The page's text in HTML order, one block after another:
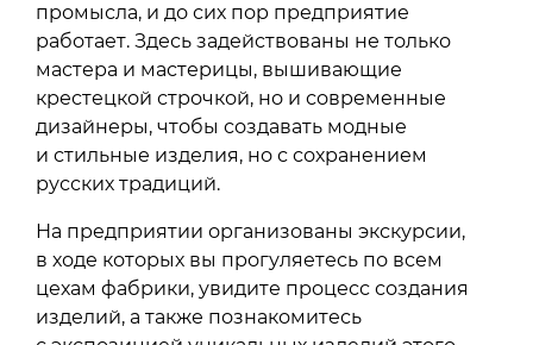
промысла, и до сих пор предприятие
работает. Здесь задействованы не только
мастера и мастерицы, вышивающие
крестецкой строчкой, но и современные
дизайнеры, чтобы создавать модные
и стильные изделия, но с сохранением
русских традиций.
На предприятии организованы экскурсии,
в ходе которых вы прогуляетесь по всем
цехам фабрики, увидите процесс создания
изделий, а также познакомитесь